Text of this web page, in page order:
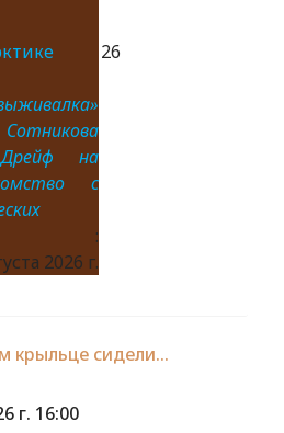
на
с
:
2026 г.
26
крыльце сидели…
г. 16:00